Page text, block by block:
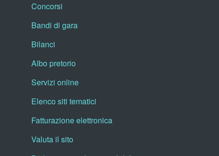
Concorsi
Bandi di gara
Bilanci
Albo pretorio
Servizi online
Elenco siti tematici
Fatturazione elettronica
Valuta il sito